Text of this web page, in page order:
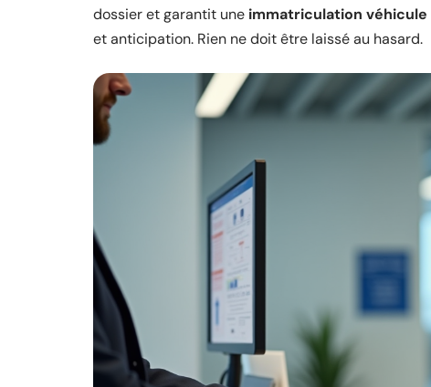
dossier et garantit une immatriculation véhicule
et anticipation. Rien ne doit être laissé au hasard.